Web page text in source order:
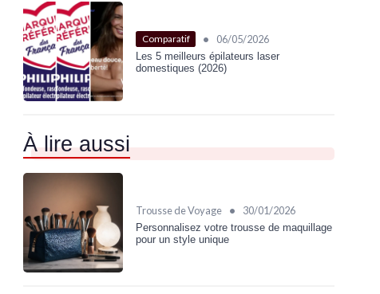
Comparatif • 06/05/2026
Les 5 meilleurs épilateurs laser
domestiques (2026)
À lire aussi
Trousse de Voyage • 30/01/2026
Personnalisez votre trousse de maquillage
pour un style unique